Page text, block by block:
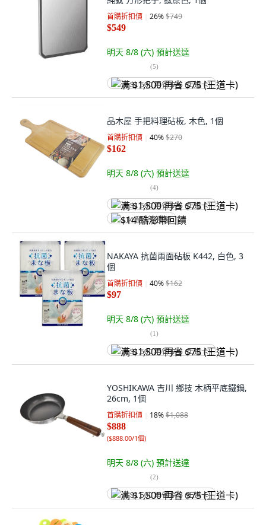
首購折扣價 26%$749
$549
明天 8/8 (六) 預計送達
(5)
满 $1,500 再省 $75 (王道卡)
品木屋 手把料理砧板, 木色, 1個
首購折扣價 40%$270
$162
明天 8/8 (六) 預計送達
(4)
满 $1,500 再省 $75 (王道卡)
$14 酷澎幣回饋
NAKAYA 抗菌兩面砧板 K442, 白色, 3
個
首購折扣價 40%$162
$97
明天 8/8 (六) 預計送達
(1)
满 $1,500 再省 $75 (王道卡)
YOSHIKAWA 吉川 鄉技 木柄平底鐵鍋,
26cm, 1個
首購折扣價 18%$1,088
$888
($888.00/1個)
明天 8/8 (六) 預計送達
(2)
满 $1,500 再省 $75 (王道卡)